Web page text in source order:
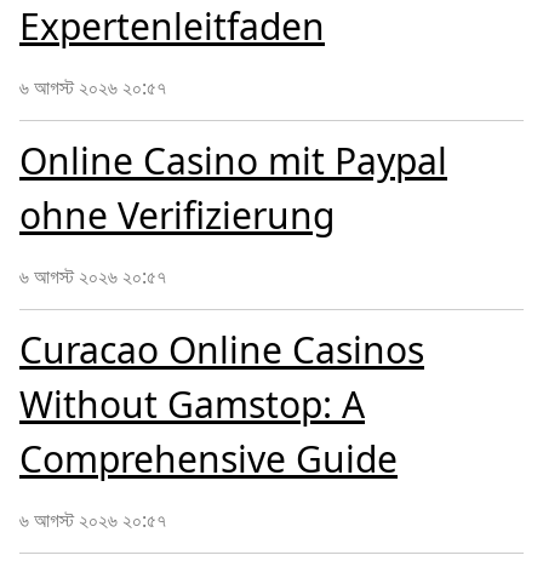
Expertenleitfaden
৬ আগস্ট ২০২৬ ২০:৫৭
Online Casino mit Paypal
ohne Verifizierung
৬ আগস্ট ২০২৬ ২০:৫৭
Curacao Online Casinos
Without Gamstop: A
Comprehensive Guide
৬ আগস্ট ২০২৬ ২০:৫৭